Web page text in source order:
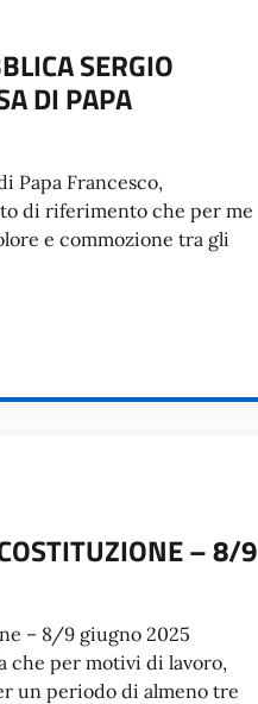
SERGIO
DI PAPA
Papa Francesco,
di riferimento che per me
e commozione tra gli
– 8/9
– 8/9 giugno 2025
che per motivi di lavoro,
un periodo di almeno tre